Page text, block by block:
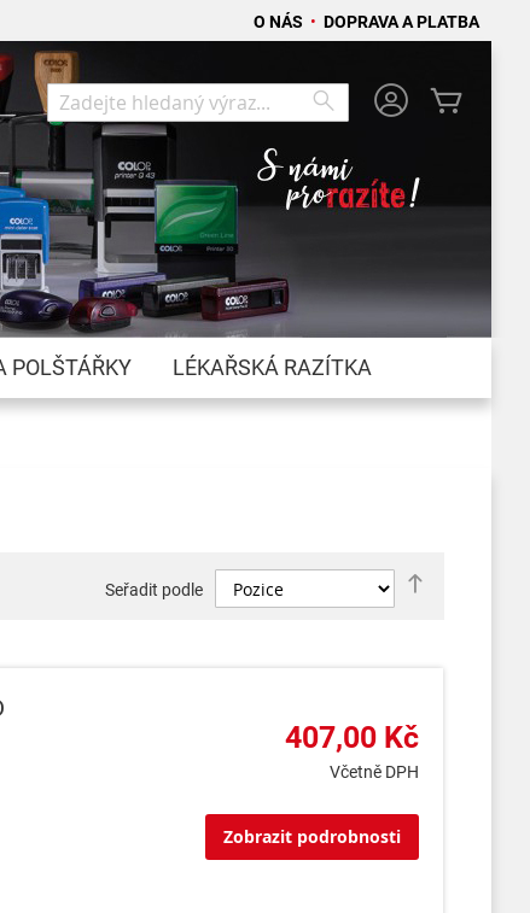
O NÁS • DOPRAVA A PLATBA
Search
Search
POLŠTÁŘKY LÉKAŘSKÁ RAZÍTKA
Seřadit podle
407,00 Kč
Včetně DPH
Zobrazit podrobnosti